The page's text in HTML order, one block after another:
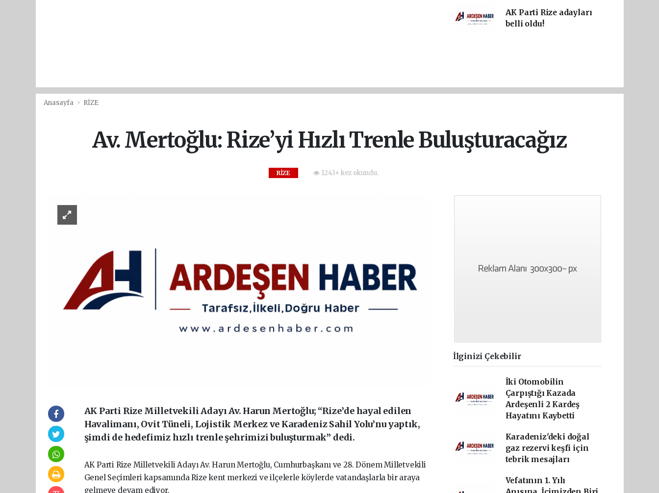
AK Parti Rize adayları
belli oldu!
Anasayfa RİZE
Av. Mertoğlu: Rize’yi Hızlı Trenle Buluşturacağız
RİZE 1243+ kez okundu.
AK Parti Rize Milletvekili Adayı Av. Harun Mertoğlu; “Rize’de hayal edilen
Havalimanı, Ovit Tüneli, Lojistik Merkez ve Karadeniz Sahil Yolu’nu yaptık,
şimdi de hedefimiz hızlı trenle şehrimizi buluşturmak” dedi.
AK Parti Rize Milletvekili Adayı Av. Harun Mertoğlu, Cumhurbaşkanı ve 28. Dönem Milletvekili
Genel Seçimleri kapsamında Rize kent merkezi ve ilçelerle köylerde vatandaşlarla bir araya
gelmeye devam ediyor.
İlginizi Çekebilir
İki Otomobilin
Çarpıştığı Kazada
Ardeşenli 2 Kardeş
Hayatını Kaybetti
Karadeniz'deki doğal
gaz rezervi keşfi için
tebrik mesajları
Vefatının 1. Yılı